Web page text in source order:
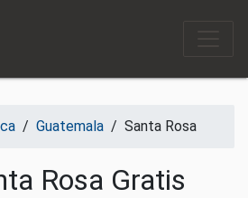
/ Guatemala / Santa Rosa
Rosa Gratis